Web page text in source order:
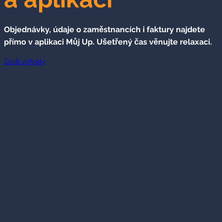
Objednávky, údaje o zaměstnancích i faktury najdete
přímo v aplikaci Můj Up. Ušetřený čas věnujte relaxaci.
Další výhody